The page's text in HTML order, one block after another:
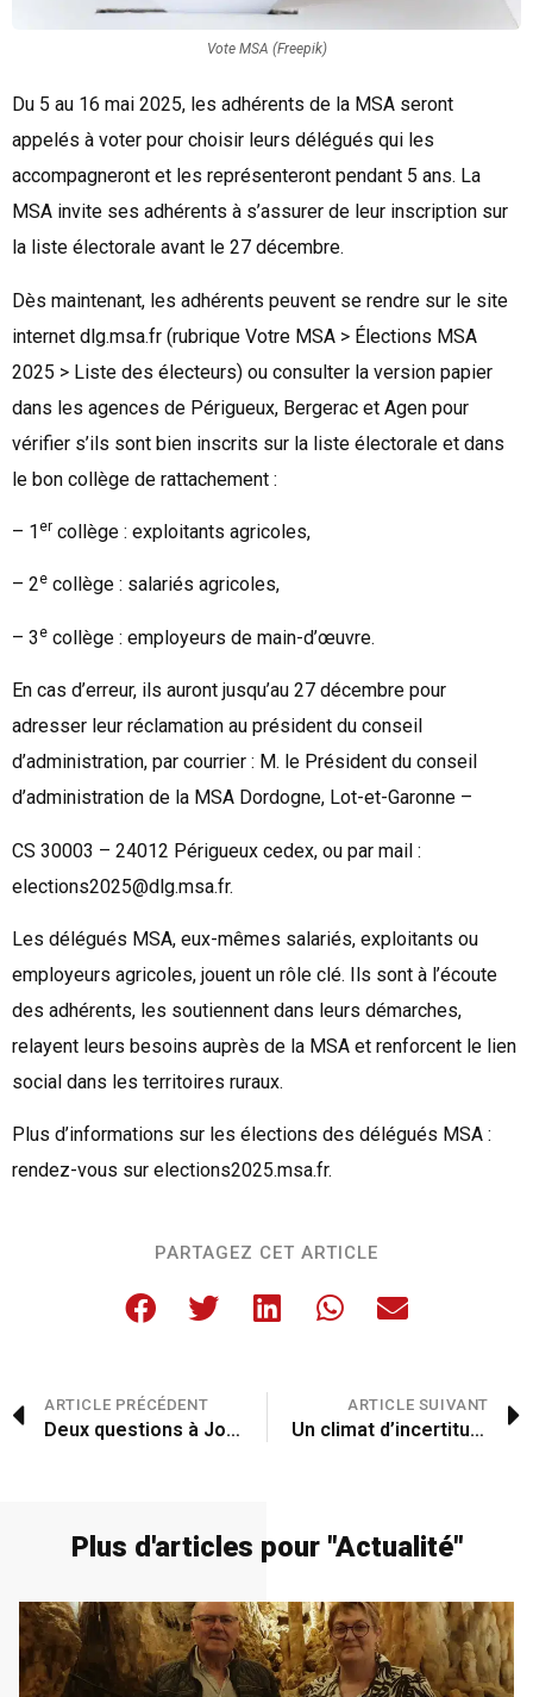
Vote MSA (Freepik)
Du 5 au 16 mai 2025, les adhérents de la MSA seront
appelés à voter pour choisir leurs délégués qui les
accompagneront et les représenteront pendant 5 ans. La
MSA invite ses adhérents à s’assurer de leur inscription sur
la liste électorale avant le 27 décembre.
Dès maintenant, les adhérents peuvent se rendre sur le site
internet dlg.msa.fr (rubrique Votre MSA > Élections MSA
2025 > Liste des électeurs) ou consulter la version papier
dans les agences de Périgueux, Bergerac et Agen pour
vérifier s’ils sont bien inscrits sur la liste électorale et dans
le bon collège de rattachement :
– 1er collège : exploitants agricoles,
– 2e collège : salariés agricoles,
– 3e collège : employeurs de main-d’œuvre.
En cas d’erreur, ils auront jusqu’au 27 décembre pour
adresser leur réclamation au président du conseil
d’administration, par courrier : M. le Président du conseil
d’administration de la MSA Dordogne, Lot-et-Garonne –
CS 30003 – 24012 Périgueux cedex, ou par mail :
elections2025@dlg.msa.fr.
Les délégués MSA, eux-mêmes salariés, exploitants ou
employeurs agricoles, jouent un rôle clé. Ils sont à l’écoute
des adhérents, les soutiennent dans leurs démarches,
relayent leurs besoins auprès de la MSA et renforcent le lien
social dans les territoires ruraux.
Plus d’informations sur les élections des délégués MSA :
rendez-vous sur elections2025.msa.fr.
PARTAGEZ CET ARTICLE
ARTICLE PRÉCÉDENT
Deux questions à Jora Xhaxho, neurologue au centre hospitalier de Périgueux
ARTICLE SUIVANT
Un climat d’incertitude
Plus d'articles pour "Actualité"